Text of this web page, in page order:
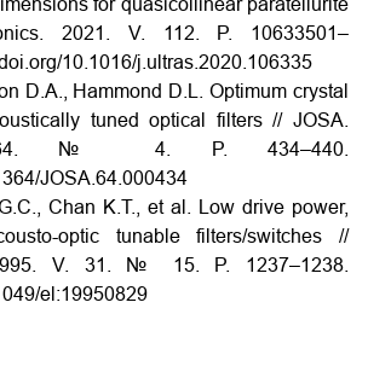
2021. V. 112. P. 10633501–
10.1016/j.ultras.2020.106335
D.A., Hammond D.L. Optimum crystal
tuned optical filters // JOSA.
№ 4. P. 434–440.
JOSA.64.000434
Chan K.T., et al. Low drive power,
optic tunable filters/switches //
V. 31. № 15. P. 1237–1238.
el:19950829